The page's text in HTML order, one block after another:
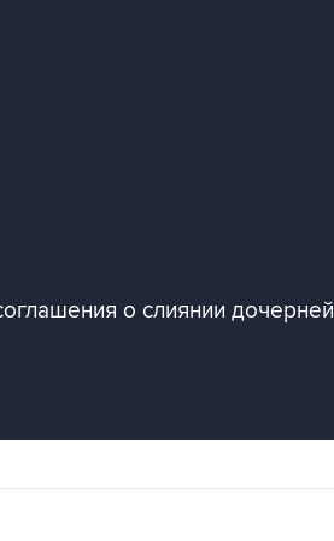
о слиянии дочерней